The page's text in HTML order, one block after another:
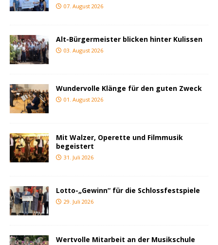
07. August 2026
Alt-Bürgermeister blicken hinter Kulissen
03. August 2026
Wundervolle Klänge für den guten Zweck
01. August 2026
Mit Walzer, Operette und Filmmusik
begeistert
31. Juli 2026
Lotto-„Gewinn“ für die Schlossfestspiele
29. Juli 2026
Wertvolle Mitarbeit an der Musikschule